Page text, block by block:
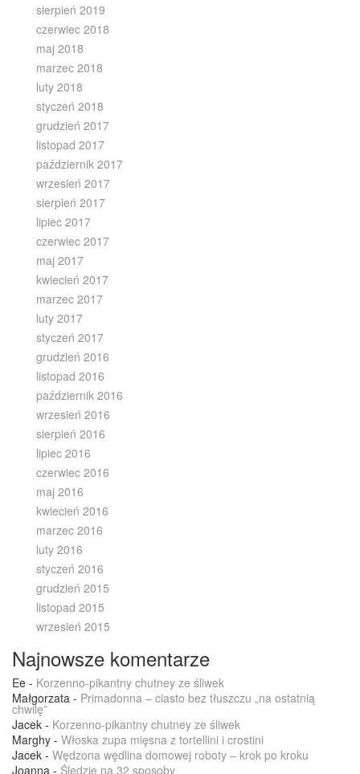
sierpień 2019
czerwiec 2018
maj 2018
marzec 2018
luty 2018
styczeń 2018
grudzień 2017
listopad 2017
październik 2017
wrzesień 2017
sierpień 2017
lipiec 2017
czerwiec 2017
maj 2017
kwiecień 2017
marzec 2017
luty 2017
styczeń 2017
grudzień 2016
listopad 2016
październik 2016
wrzesień 2016
sierpień 2016
lipiec 2016
czerwiec 2016
maj 2016
kwiecień 2016
marzec 2016
luty 2016
styczeń 2016
grudzień 2015
listopad 2015
wrzesień 2015
Najnowsze komentarze
Ee - Korzenno-pikantny chutney ze śliwek
Małgorzata - Primadonna – ciasto bez tłuszczu „na ostatnią
chwilę”
Jacek - Korzenno-pikantny chutney ze śliwek
Marghy - Włoska zupa mięsna z tortellini i crostini
Jacek - Wędzona wędlina domowej roboty – krok po kroku
Joanna - Śledzie na 32 sposoby